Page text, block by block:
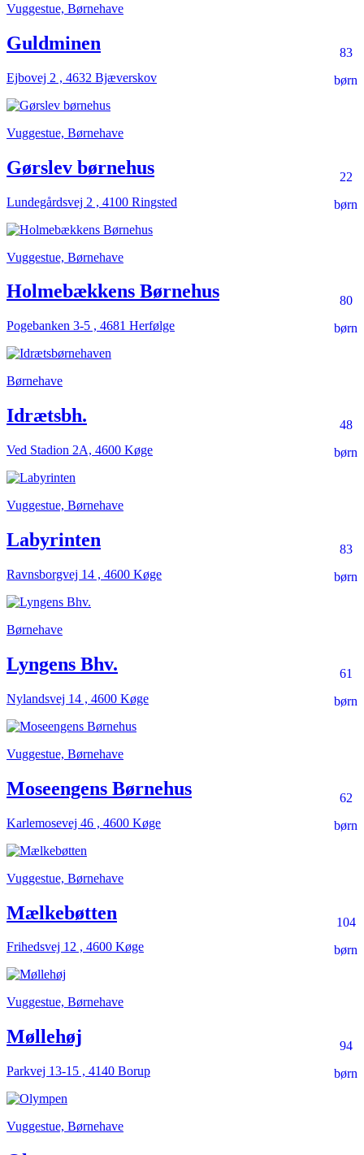
Vuggestue, Børnehave
83
børn
Guldminen
Ejbovej 2 , 4632 Bjæverskov
Vuggestue, Børnehave
22
børn
Gørslev børnehus
Lundegårdsvej 2 , 4100 Ringsted
Vuggestue, Børnehave
80
børn
Holmebækkens Børnehus
Pogebanken 3-5 , 4681 Herfølge
Børnehave
48
børn
Idrætsbh.
Ved Stadion 2A, 4600 Køge
Vuggestue, Børnehave
83
børn
Labyrinten
Ravnsborgvej 14 , 4600 Køge
Børnehave
61
børn
Lyngens Bhv.
Nylandsvej 14 , 4600 Køge
Vuggestue, Børnehave
62
børn
Moseengens Børnehus
Karlemosevej 46 , 4600 Køge
Vuggestue, Børnehave
104
børn
Mælkebøtten
Frihedsvej 12 , 4600 Køge
Vuggestue, Børnehave
94
børn
Møllehøj
Parkvej 13-15 , 4140 Borup
Vuggestue, Børnehave